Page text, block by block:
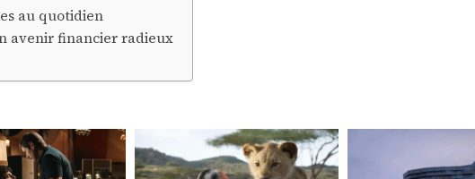
au quotidien
avenir financier radieux